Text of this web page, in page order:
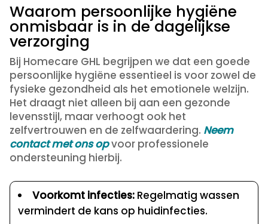
Waarom persoonlijke hygiëne
onmisbaar is in de dagelijkse
verzorging
Bij Homecare GHL begrijpen we dat een goede
persoonlijke hygiëne essentieel is voor zowel de
fysieke gezondheid als het emotionele welzijn.
Het draagt niet alleen bij aan een gezonde
levensstijl, maar verhoogt ook het
zelfvertrouwen en de zelfwaardering. Neem
contact met ons opvoor professionele
ondersteuning hierbij.
Voorkomt infecties: Regelmatig wassen
vermindert de kans op huidinfecties.